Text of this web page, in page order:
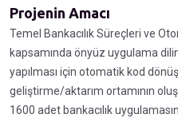
Projenin Amacı
Temel Bankacılık Süreçleri ve
kapsamında önyüz uygulama
yapılması için otomatik kod
geliştirme/aktarım ortamının
1600 adet bankacılık